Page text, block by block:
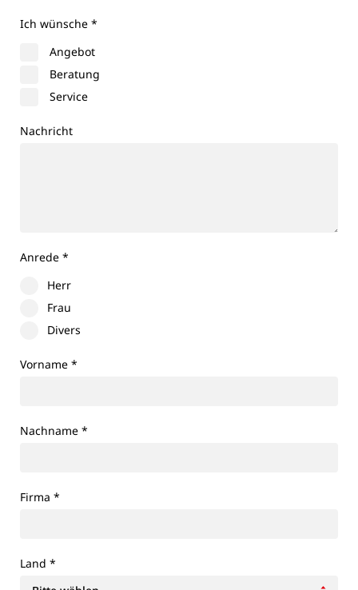
Ich wünsche *
Angebot
Beratung
Service
Nachricht
Anrede *
Herr
Frau
Divers
Vorname *
Nachname *
Firma *
Land *